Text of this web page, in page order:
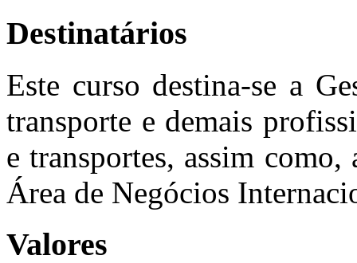
Destinatários
Este curso destina-se a
transporte e demais
e transportes, assim
Área de Negócios
Valores